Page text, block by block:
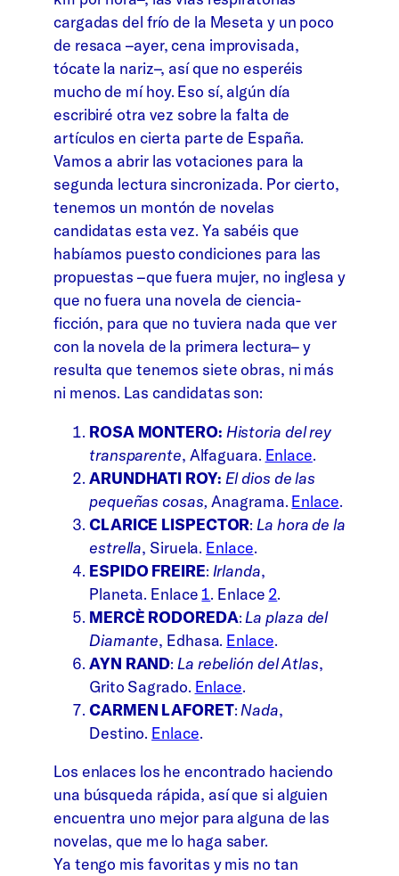
cargadas del frío de la Meseta y un poco
de resaca –ayer, cena improvisada,
tócate la nariz–, así que no esperéis
mucho de mí hoy. Eso sí, algún día
escribiré otra vez sobre la falta de
artículos en cierta parte de España.
Vamos a abrir las votaciones para la
segunda lectura sincronizada. Por cierto,
tenemos un montón de novelas
candidatas esta vez. Ya sabéis que
habíamos puesto condiciones para las
propuestas –que fuera mujer, no inglesa y
que no fuera una novela de ciencia-
ficción, para que no tuviera nada que ver
con la novela de la primera lectura– y
resulta que tenemos siete obras, ni más
ni menos. Las candidatas son:
ROSA MONTERO: Historia del rey
transparente, Alfaguara. Enlace.
ARUNDHATI ROY: El dios de las
pequeñas cosas, Anagrama. Enlace.
CLARICE LISPECTOR:La hora de la
estrella, Siruela. Enlace.
ESPIDO FREIRE: Irlanda,
Planeta. Enlace1. Enlace 2.
MERCÈ RODOREDA:La plaza del
Diamante, Edhasa. Enlace.
AYN RAND:La rebelión del Atlas,
Grito Sagrado. Enlace.
CARMEN LAFORET:Nada,
Destino. Enlace.
Los enlaces los he encontrado haciendo
una búsqueda rápida, así que si alguien
encuentra uno mejor para alguna de las
novelas, que me lo haga saber.
Ya tengo mis favoritas y mis no tan